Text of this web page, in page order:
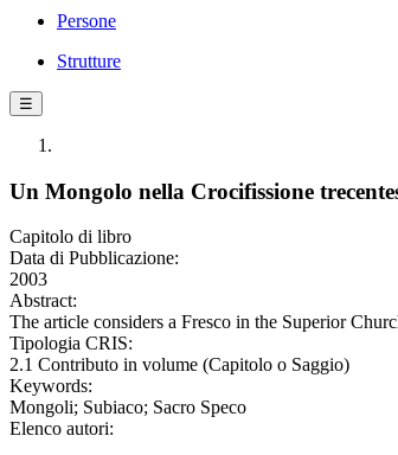
Persone
Strutture
☰
Un Mongolo nella Crocifissione
Capitolo di libro
Data di Pubblicazione:
2003
Abstract:
The article considers a Fresco in the Superior
Tipologia CRIS:
2.1 Contributo in volume (Capitolo o Saggio)
Keywords:
Mongoli; Subiaco; Sacro Speco
Elenco autori: